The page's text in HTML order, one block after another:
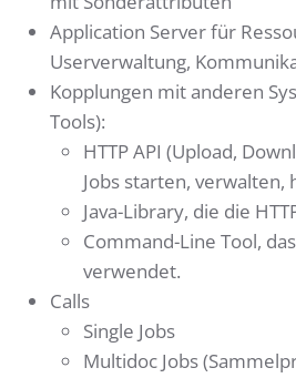
Application Server für
Userverwaltung,
Kopplungen mit anderen
Tools):
HTTP API (Upload,
Jobs starten, verwalten,
Java-Library, die die
Command-Line Tool,
verwendet.
Calls
Single Jobs
Multidoc Jobs